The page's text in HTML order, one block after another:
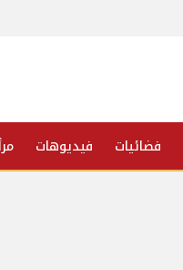
فضائيات فيديوهات